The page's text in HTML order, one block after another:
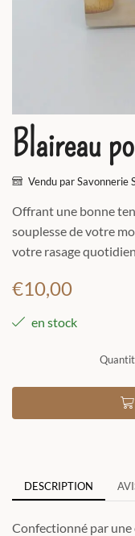
Blaireau
Vendu par Savonnerie
Offrant une bonne
souplesse de votre
votre rasage
€10,00
en stock
DESCRIPTION
Confectionné par